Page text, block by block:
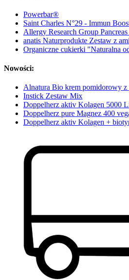
Powerbar®
Saint Charles N°29 - Immun
Allergy Research Group
anatis Naturprodukte Zestaw z
Organiczne cukierki "Naturalna
Nowości:
Alnatura Bio krem pomidorowy z
Instick Zestaw Mix
Doppelherz aktiv Kolagen 5000
Doppelherz pure Magnez 400
Doppelherz aktiv Kolagen +